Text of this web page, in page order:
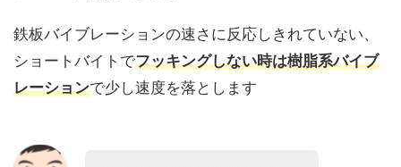
鉄板バイブレーションの速さに反応しきれていない、
ショートバイトでフッキングしない時は樹脂系バイブ
レーションで少し速度を落とします